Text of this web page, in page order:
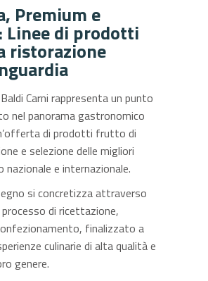
Premium e
Linee di prodotti
ristorazione
Carni rappresenta un punto
nel panorama gastronomico
di prodotti frutto di
e selezione delle migliori
nazionale e internazionale.
si concretizza attraverso
di ricettazione,
finalizzato a
culinarie di alta qualità e
genere.